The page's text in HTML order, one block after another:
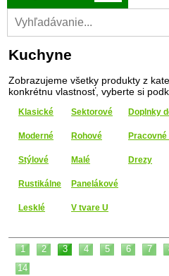
Kuchyne
Zobrazujeme všetky produkty z
konkrétnu vlastnosť, vyberte si
Klasické
Moderné
Stýlové
Rustikálne
Lesklé
Sektorové
Rohové
Malé
Panelákové
V tvare U
Doplnky
Pracovné
Drezy
1 2 3 4 5 6 7
14